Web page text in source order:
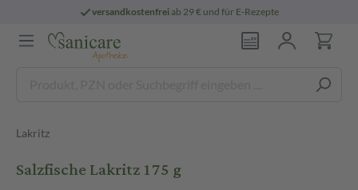
versandkostenfreiab 29 € und für E-Rezepte
Lakritz
Salzfische Lakritz 175 g